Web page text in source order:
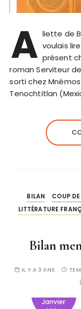
A liette de
voulais
présent
roman Serviteur
sorti chez
Tenochtitlan
BILAN COUP
LITTÉRATURE
Bilan
IL Y A 3 ANS